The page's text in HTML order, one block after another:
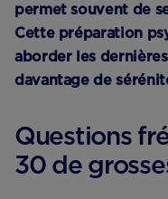
permet souvent de
Cette préparation
aborder les
davantage de
Questions
30 de